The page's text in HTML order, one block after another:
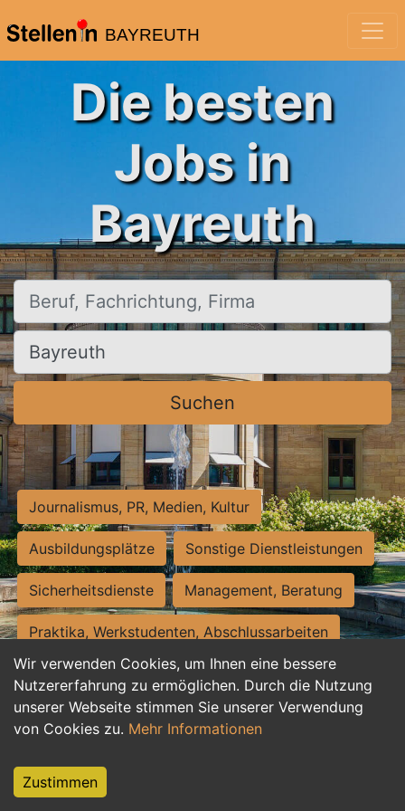
BAYREUTH
Wir verwenden Cookies, um Ihnen eine bessere
Nutzererfahrung zu ermöglichen. Durch die Nutzung
unserer Webseite stimmen Sie unserer Verwendung
von Cookies zu. Mehr Informationen
Zustimmen
Die besten
Jobs in
Bayreuth
Beruf, Fachrichtung, Firma
Ort, Stadt
Suchen
Journalismus, PR, Medien, Kultur
Ausbildungsplätze Sonstige Dienstleistungen
Sicherheitsdienste Management, Beratung
Praktika, Werkstudenten, Abschlussarbeiten
Personalwesen Assistenz, Sekretariat
Hilfskräfte, Aushilfs- und Nebenjobs
Weiterbildung, Studium, duale Ausbildung